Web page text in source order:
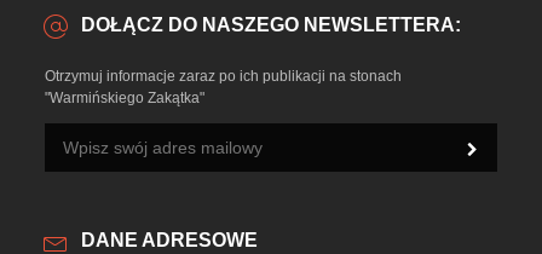
DOŁĄCZ DO NASZEGO NEWSLETTERA:
Otrzymuj informacje zaraz po ich publikacji na stonach
"Warmińskiego Zakątka"
DANE ADRESOWE